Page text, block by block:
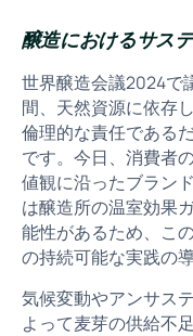
醸造におけるサス
世界醸造会議2024で
間、天然資源に依存
倫理的な責任である
です。今日、消費者
値観に沿ったブラン
は醸造所の温室効果
能性があるため、こ
の持続可能な実践の
気候変動やアンサス
よって麦芽の供給不